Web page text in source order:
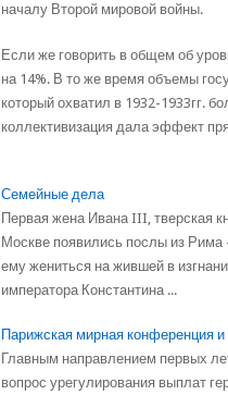
началу Второй мировой войны.
Если же говорить в общем об
на 14%. В то же время объемы
который охватил в 1932-1933гг.
коллективизация дала эффект
Семейные дела
Первая жена Ивана III, тверская
Москве появились послы из Рима
ему жениться на жившей в
императора Константина ...
Парижская мирная конференция
Главным направлением первых
вопрос урегулирования выплат